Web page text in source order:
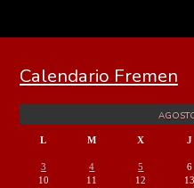
Calendario Fremen
L M X J
3
4 5 6
10
11 12 13